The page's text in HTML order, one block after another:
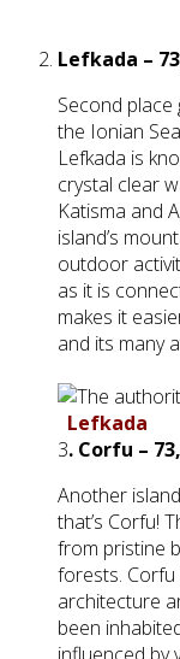
Lefkada –
Second
the Ionian
Lefkada is
crystal clear
Katisma and
island’s
outdoor
as it is
makes it
and its many
Lefkada
3. Corfu –
Another
that’s Corfu!
from pristine
forests. Corfu
architecture
been